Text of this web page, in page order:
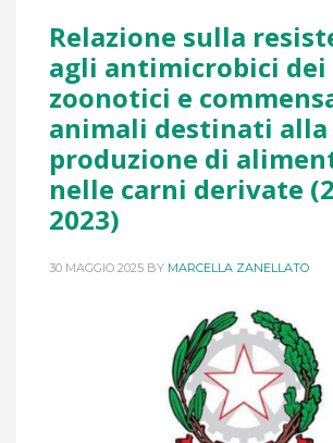
Relazione sulla
agli antimicrobici
zoonotici e
animali destinati alla
produzione di
nelle carni derivate
2023)
30 MAGGIO 2025 BY MARCELLA ZANELLATO